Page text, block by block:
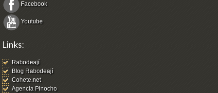
Facebook
Youtube
Links:
Rabodeají
Blog Rabodeají
Cohete.net
Agencia Pinocho